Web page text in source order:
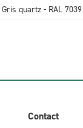
Gris quartz - RAL 7039
Contact